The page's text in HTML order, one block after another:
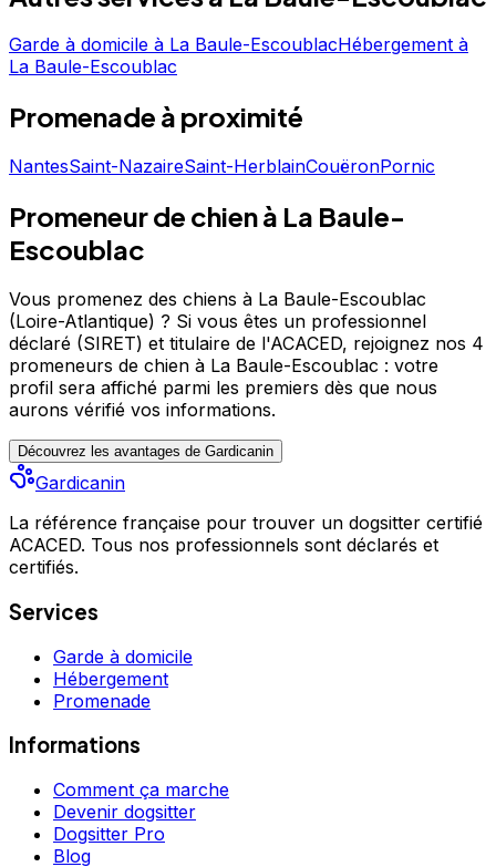
Polydog est un professionnel du service canin situé à La
Baule-Escoublac. Noté 4.8/5 ⭐⭐⭐⭐⭐ sur Google Maps
Garde à domicile à La Baule-EscoublacHébergement à
La Baule-Escoublac
Promenade à proximité
NantesSaint-NazaireSaint-HerblainCouëronPornic
Promeneur de chien à La Baule-
Escoublac
Vous promenez des chiens à La Baule-Escoublac
(Loire-Atlantique) ? Si vous êtes un professionnel
déclaré (SIRET) et titulaire de l'ACACED, rejoignez nos 4
promeneurs de chien à La Baule-Escoublac : votre
profil sera affiché parmi les premiers dès que nous
aurons vérifié vos informations.
Découvrez les avantages de Gardicanin
Gardicanin
La référence française pour trouver un dogsitter certifié
ACACED. Tous nos professionnels sont déclarés et
certifiés.
Services
Garde à domicile
Hébergement
Promenade
Informations
Comment ça marche
Devenir dogsitter
Dogsitter Pro
Blog